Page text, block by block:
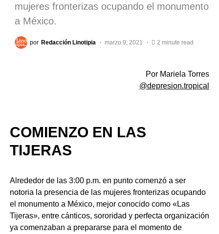
mujeres fronterizas ocupando el monumento
a México.
por Redacción Linotipia marzo 9, 2021 2 minute read
Por Mariela Torres
@depresion.tropical
COMIENZO EN LAS
TIJERAS
Alrededor de las 3:00 p.m. en punto comenzó a ser
notoria la presencia de las mujeres fronterizas ocupando
el monumento a México, mejor conocido como «Las
Tijeras», entre cánticos, sororidad y perfecta organización
ya comenzaban a prepararse para el momento de